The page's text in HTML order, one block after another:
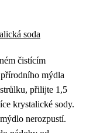
soda
čistícím
mýdla
přilijte 1,5
krystalické sody.
nerozpustí.